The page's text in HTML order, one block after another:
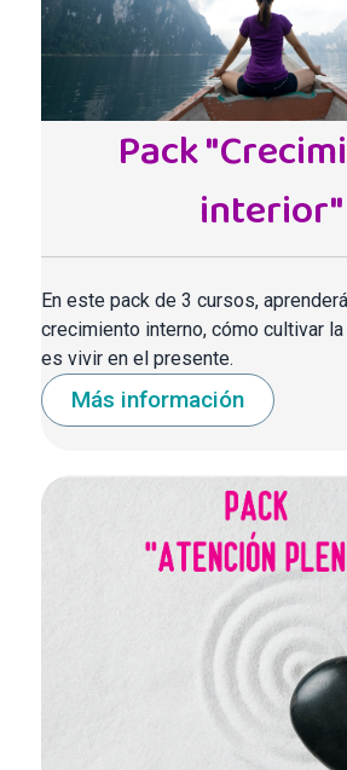
Pack
interior"
En este pack de 3 cursos,
crecimiento interno, cómo cultivar
es vivir en el presente.
Más información